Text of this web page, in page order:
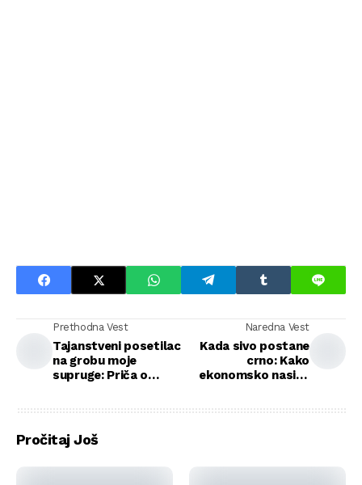
Prethodna Vest
Tajanstveni posetilac
na grobu moje
supruge: Priča o
Naredna Vest
Kada sivo postane
crno: Kako
ekonomsko nasilje
Pročitaj Još